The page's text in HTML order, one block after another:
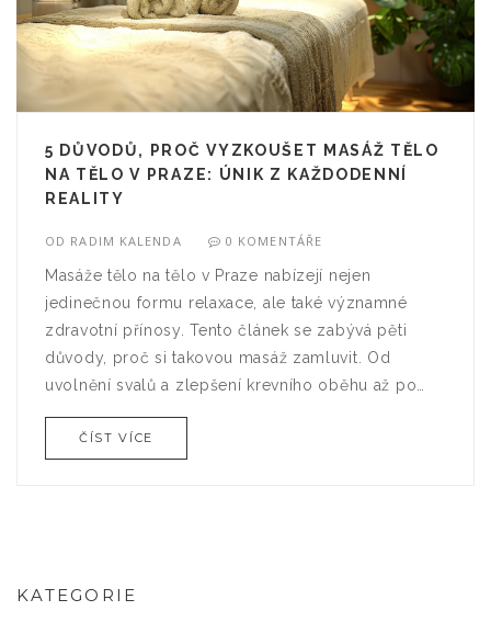
5 DŮVODŮ, PROČ VYZKOUŠET MASÁŽ TĚLO
NA TĚLO V PRAZE: ÚNIK Z KAŽDODENNÍ
REALITY
OD RADIM KALENDA 0 KOMENTÁŘE
Masáže tělo na tělo v Praze nabízejí nejen
jedinečnou formu relaxace, ale také významné
zdravotní přínosy. Tento článek se zabývá pěti
důvody, proč si takovou masáž zamluvit. Od
uvolnění svalů a zlepšení krevního oběhu až po
život. Objasňuje, proč se jedná o zážitek, který stojí
ČÍST VÍCE
KATEGORIE